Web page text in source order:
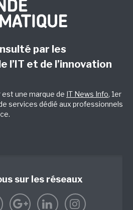
par les
l’IT et de l’innovation
une marque de IT News Info, 1er
services dédié aux professionnels
sur les réseaux